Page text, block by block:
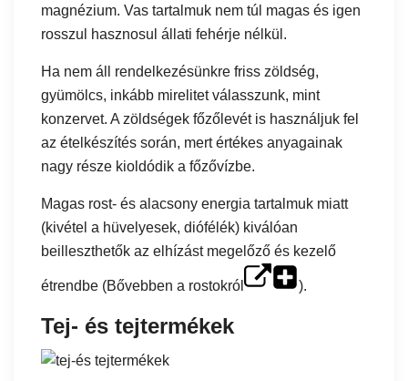
magnézium. Vas tartalmuk nem túl magas és igen
rosszul hasznosul állati fehérje nélkül.
Ha nem áll rendelkezésünkre friss zöldség,
gyümölcs, inkább mirelitet válasszunk, mint
konzervet. A zöldségek főzőlevét is használjuk fel
az ételkészítés során, mert értékes anyagainak
nagy része kioldódik a főzővízbe.
Magas rost- és alacsony energia tartalmuk miatt
(kivétel a hüvelyesek, diófélék) kiválóan
beilleszthetők az elhízást megelőző és kezelő
étrendbe (Bővebben a rostokról ).
Tej- és tejtermékek